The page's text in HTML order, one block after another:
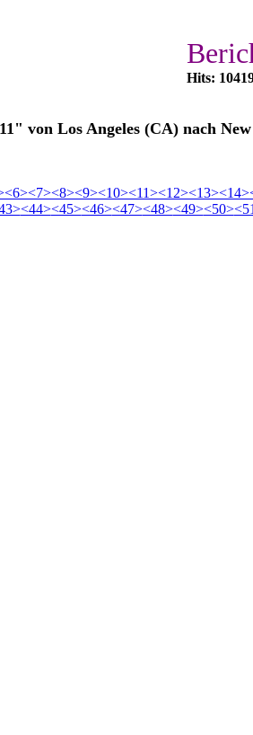
Hits:
von Los Angeles (CA) nach
<6><7><8><9><10><11><12><13><14>
<44><45><46><47><48><49><50>